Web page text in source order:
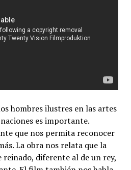
hombres ilustres en las artes
es importante.
que nos permita reconocer
La obra nos relata que la
diferente al de un rey,